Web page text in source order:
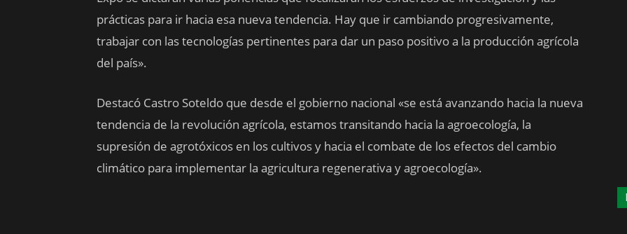
prácticas para ir hacia esa nueva tendencia. Hay que ir cambiando progresivamente,
trabajar con las tecnologías pertinentes para dar un paso positivo a la producción agrícola
del país».
Destacó Castro Soteldo que desde el gobierno nacional «se está avanzando hacia la nueva
tendencia de la revolución agrícola, estamos transitando hacia la agroecología, la
supresión de agrotóxicos en los cultivos y hacia el combate de los efectos del cambio
climático para implementar la agricultura regenerativa y agroecología».